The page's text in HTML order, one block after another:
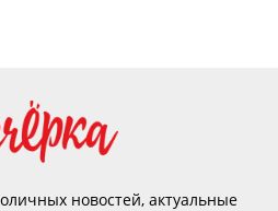
новостей, актуальные